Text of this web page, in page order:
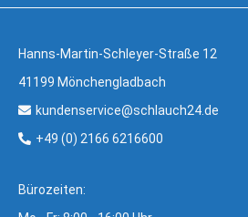
Hanns-Martin-Schleyer-Straße 12
41199 Mönchengladbach
kundenservice@schlauch24.de
+49 (0) 2166 6216600
Bürozeiten: